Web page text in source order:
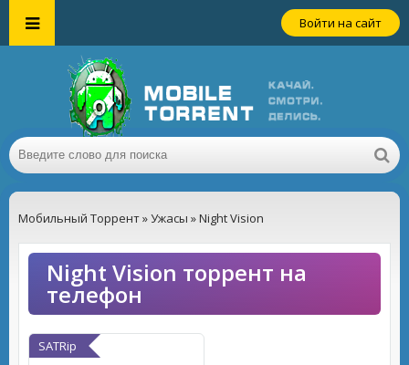
Войти на сайт
Мобильный Торрент»Ужасы » Night Vision
Night Vision торрент на
телефон
SATRip